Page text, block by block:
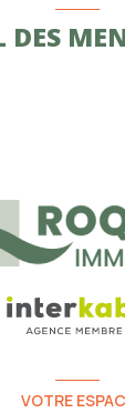
DES
VOTRE